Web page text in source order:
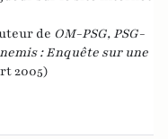
de OM-PSG, PSG-
: Enquête sur une
2005)